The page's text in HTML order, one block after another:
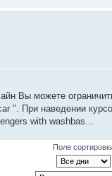
Вы можете
". При наведении
with washbas...
Поле